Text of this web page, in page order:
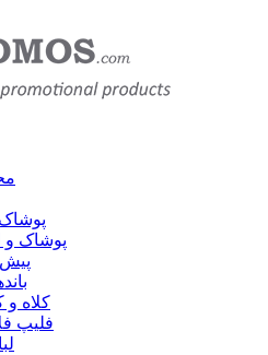
پوشاک و
پیش
کلاه و
فلیپ